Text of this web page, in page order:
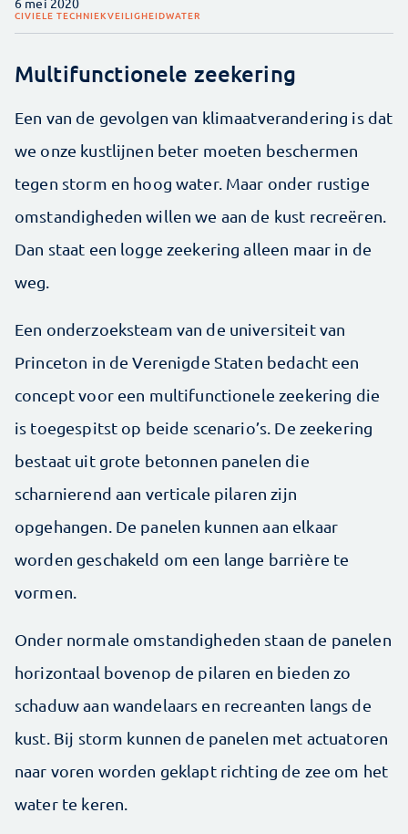
CIVIELE TECHNIEKVEILIGHEIDWATER
Multifunctionele zeekering
Een van de gevolgen van klimaatverandering is dat
we onze kustlijnen beter moeten beschermen
tegen storm en hoog water. Maar onder rustige
omstandigheden willen we aan de kust recreëren.
Dan staat een logge zeekering alleen maar in de
weg.
Een onderzoeksteam van de universiteit van
Princeton in de Verenigde Staten bedacht een
concept voor een multifunctionele zeekering die
is toegespitst op beide scenario’s. De zeekering
bestaat uit grote betonnen panelen die
scharnierend aan verticale pilaren zijn
opgehangen. De panelen kunnen aan elkaar
worden geschakeld om een lange barrière te
vormen.
Onder normale omstandigheden staan de panelen
horizontaal bovenop de pilaren en bieden zo
schaduw aan wandelaars en recreanten langs de
kust. Bij storm kunnen de panelen met actuatoren
naar voren worden geklapt richting de zee om het
water te keren.